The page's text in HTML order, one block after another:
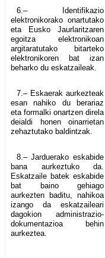
6.– Identifikazio
elektronikorako onartutako
eta Eusko Jaurlaritzaren
egoitza elektronikoan
argitaratutako bitarteko
elektronikoren bat izan
beharko du eskatzaileak.
7.– Eskaerak aurkezteak
esan nahiko du berariaz
eta formalki onartzen direla
deialdi honen oinarrietan
zehaztutako baldintzak.
8.– Jarduerako eskabide
bana aurkeztuko da.
Eskatzaile batek eskabide
bat baino gehiago
aurkezten baditu, nahikoa
izango da eskatzaileari
dagokion administrazio-
dokumentazioa behin
aurkeztea.